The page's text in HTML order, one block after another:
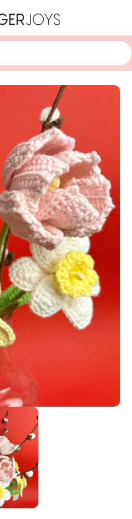
цветы
изображение